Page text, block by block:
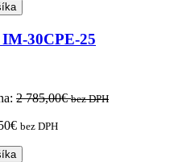
30CPE-25
2 785,00€ bez DPH
€ bez DPH